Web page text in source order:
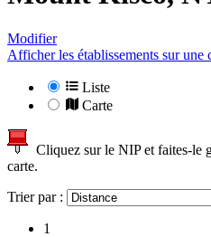
Modifier
Afficher les établissements sur une
Liste
Carte
Cliquez sur le NIP et faites-le
carte.
Trier par :
1